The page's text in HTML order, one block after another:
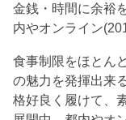
金銭・時間に余裕
内やオンライン
食事制限をほとん
の魅力を発揮出来
格好良く履けて、